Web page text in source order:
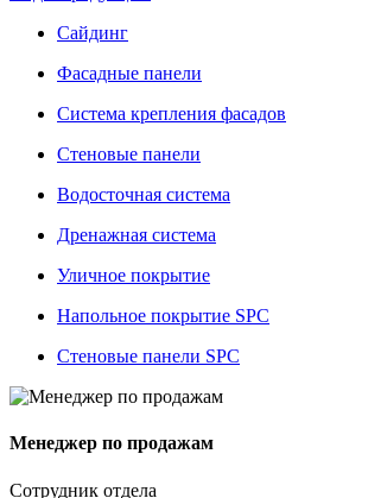
Сайдинг
Фасадные панели
Система крепления фасадов
Стеновые панели
Водосточная система
Дренажная система
Уличное покрытие
Напольное покрытие SPC
Стеновые панели SPC
Менеджер по продажам
Сотрудник отдела